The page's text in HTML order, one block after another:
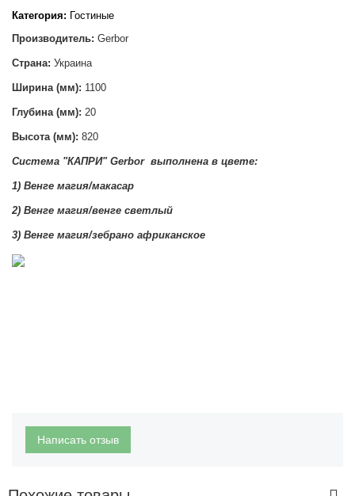
Категория: Гостиные
Производитель: Gerbor
Страна: Украина
Ширина (мм): 1100
Глубина (мм): 20
Высота (мм): 820
Система "КАПРИ" Gerborвыполнена в цвете:
1) Венге магия/макасар
2) Венге магия/венге светлый
3) Венге магия/зебрано африканское
Написать отзыв